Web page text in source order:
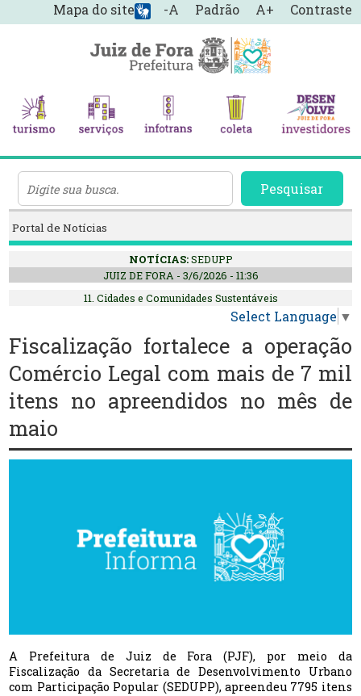
-A Padrão A+ Contraste
Mapa do site
Pesquisar
Portal de Notícias
NOTÍCIAS:SEDUPP
JUIZ DE FORA - 3/6/2026 - 11:36
11. Cidades e Comunidades Sustentáveis
Select Language ▼
Fiscalização fortalece a operação
Comércio Legal com mais de 7 mil
itens no apreendidos no mês de
maio
A Prefeitura de Juiz de Fora (PJF), por meio da
Fiscalização da Secretaria de Desenvolvimento Urbano
com Participação Popular (SEDUPP), apreendeu 7795 itens